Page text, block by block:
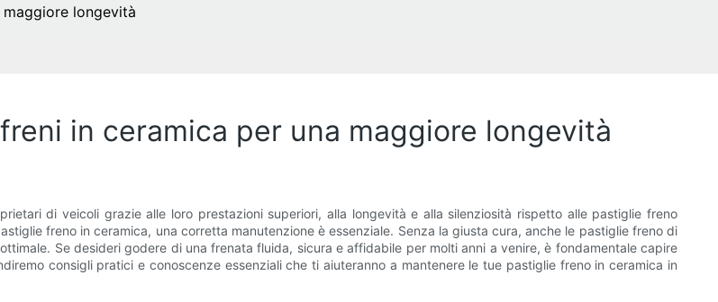
longevità
in ceramica per una maggiore longevità
di veicoli grazie alle loro prestazioni superiori, alla longevità e alla silenziosità rispetto alle pastiglie freno
freno in ceramica, una corretta manutenzione è essenziale. Senza la giusta cura, anche le pastiglie freno di
Se desideri godere di una frenata fluida, sicura e affidabile per molti anni a venire, è fondamentale capire
consigli pratici e conoscenze essenziali che ti aiuteranno a mantenere le tue pastiglie freno in ceramica in